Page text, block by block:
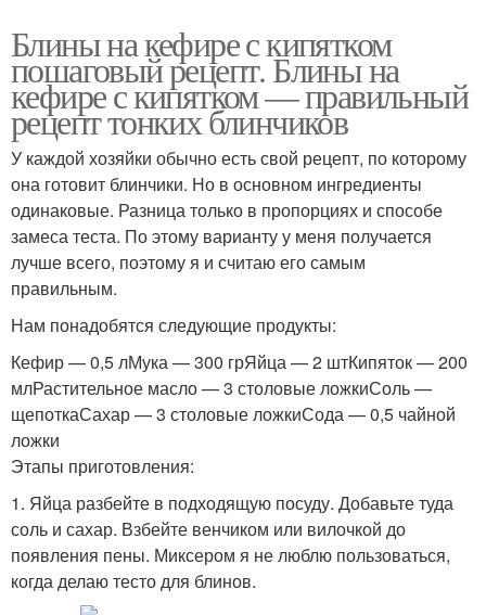
Блины на кефире с кипятком
пошаговый рецепт. Блины на
кефире с кипятком — правильный
рецепт тонких блинчиков
У каждой хозяйки обычно есть свой рецепт, по которому
она готовит блинчики. Но в основном ингредиенты
одинаковые. Разница только в пропорциях и способе
замеса теста. По этому варианту у меня получается
лучше всего, поэтому я и считаю его самым
правильным.
Нам понадобятся следующие продукты:
Кефир — 0,5 лМука — 300 грЯйца — 2 штКипяток — 200
млРастительное масло — 3 столовые ложкиСоль —
щепоткаСахар — 3 столовые ложкиСода — 0,5 чайной
ложки
Этапы приготовления:
1. Яйца разбейте в подходящую посуду. Добавьте туда
соль и сахар. Взбейте венчиком или вилочкой до
появления пены. Миксером я не люблю пользоваться,
когда делаю тесто для блинов.